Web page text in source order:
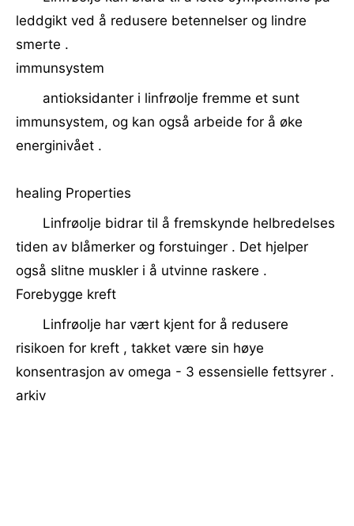
leddgikt ved å redusere betennelser og lindre
smerte .
immunsystem
antioksidanter i linfrøolje fremme et sunt
immunsystem, og kan også arbeide for å øke
energinivået .
healing Properties
Linfrøolje bidrar til å fremskynde helbredelses
tiden av blåmerker og forstuinger . Det hjelper
også slitne muskler i å utvinne raskere .
Forebygge kreft
Linfrøolje har vært kjent for å redusere
risikoen for kreft , takket være sin høye
konsentrasjon av omega - 3 essensielle fettsyrer .
arkiv